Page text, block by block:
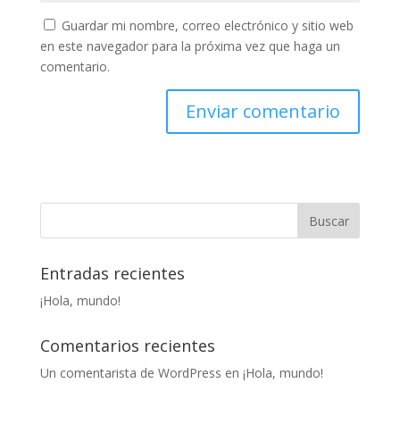
Guardar mi nombre, correo electrónico y sitio web
en este navegador para la próxima vez que haga un
comentario.
Entradas recientes
¡Hola, mundo!
Comentarios recientes
Un comentarista de WordPress en ¡Hola, mundo!